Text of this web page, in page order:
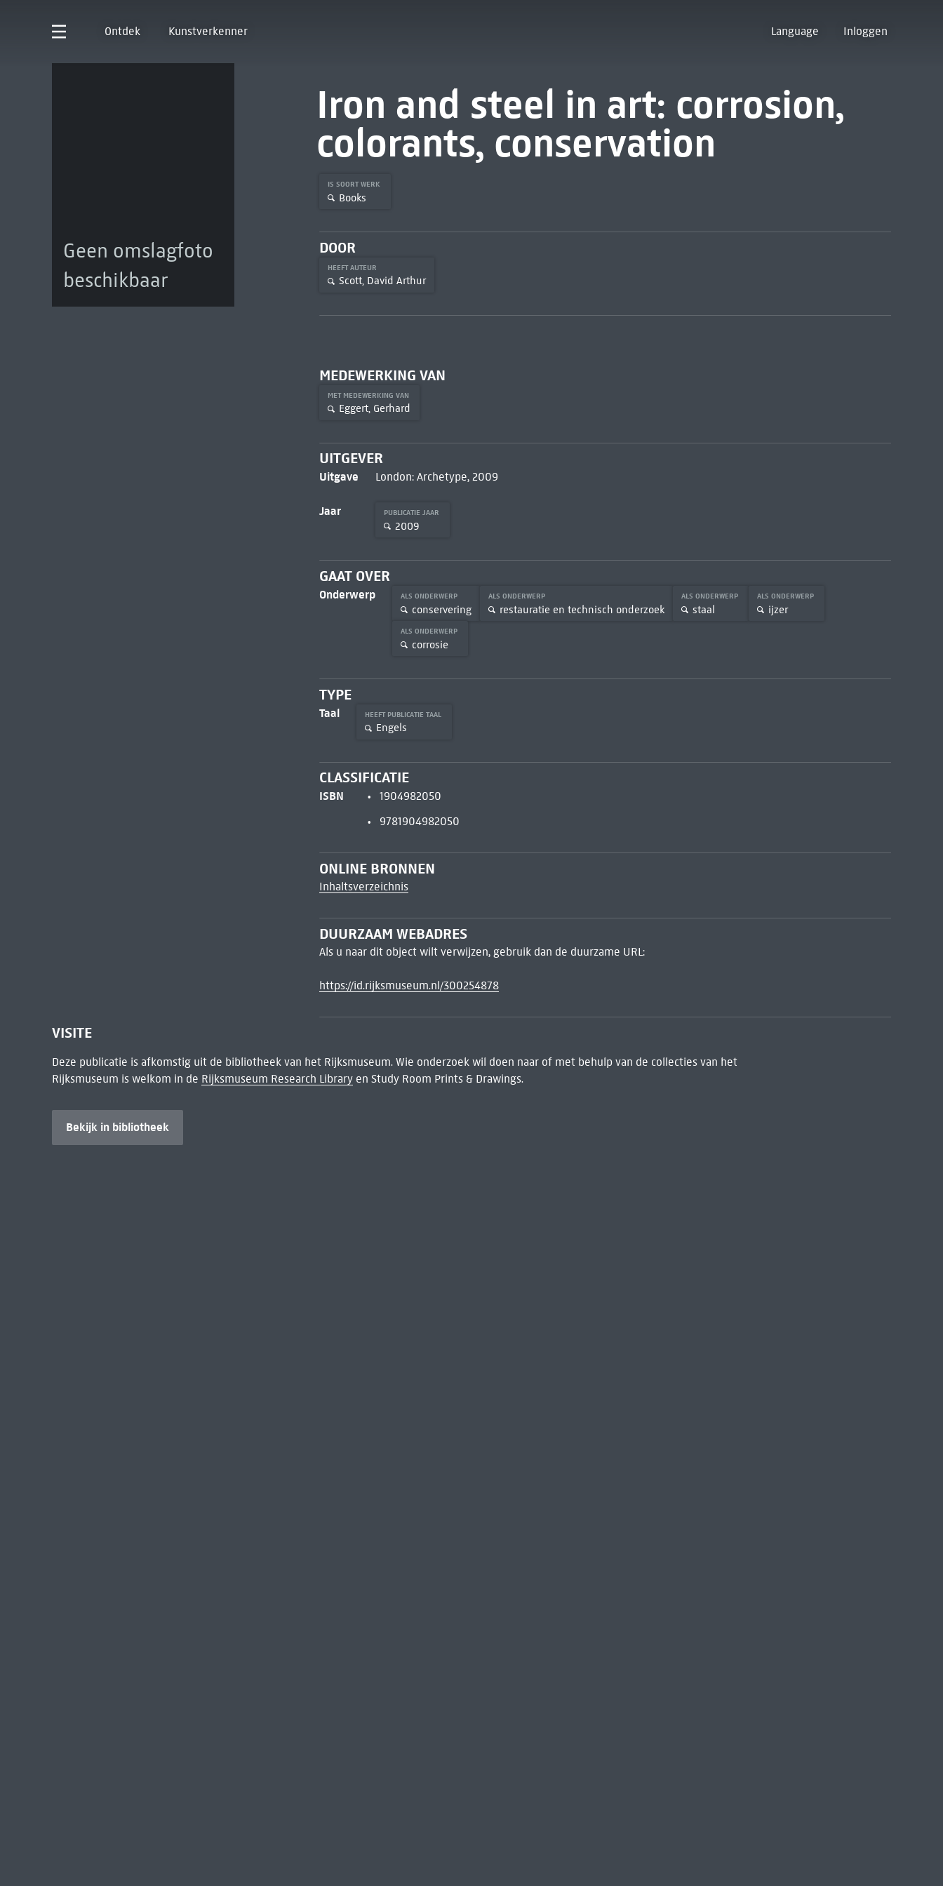
Ontdek Kunstverkenner Language Inloggen
Geen omslagfoto
beschikbaar
Iron and steel in art: corrosion,
colorants, conservation
IS SOORT WERK
Books
DOOR
HEEFT AUTEUR
Scott, David Arthur
MEDEWERKING VAN
MET MEDEWERKING VAN
Eggert, Gerhard
UITGEVER
Uitgave London: Archetype, 2009
Jaar PUBLICATIE JAAR
2009
GAAT OVER
Onderwerp ALS ONDERWERP
conservering
ALS ONDERWERP
restauratie en technisch onderzoek
ALS ONDERWERP
staal
ALS ONDERWERP
ijzer
ALS ONDERWERP
corrosie
TYPE
Taal HEEFT PUBLICATIE TAAL
Engels
CLASSIFICATIE
ISBN
1904982050
9781904982050
ONLINE BRONNEN
Inhaltsverzeichnis
DUURZAAM WEBADRES
Als u naar dit object wilt verwijzen, gebruik dan de duurzame URL:
https://id.rijksmuseum.nl/300254878
VISITE
Deze publicatie is afkomstig uit de bibliotheek van het Rijksmuseum. Wie onderzoek wil doen naar of met behulp van de collecties van het
Rijksmuseum is welkom in de Rijksmuseum Research Libraryen Study Room Prints & Drawings.
Bekijk in bibliotheek